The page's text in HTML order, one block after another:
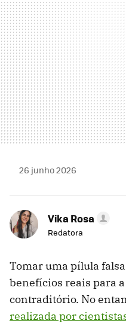
26 junho 2026
Vika Rosa
Redatora
Tomar uma pílula
benefícios reais para
contraditório. No
realizada por